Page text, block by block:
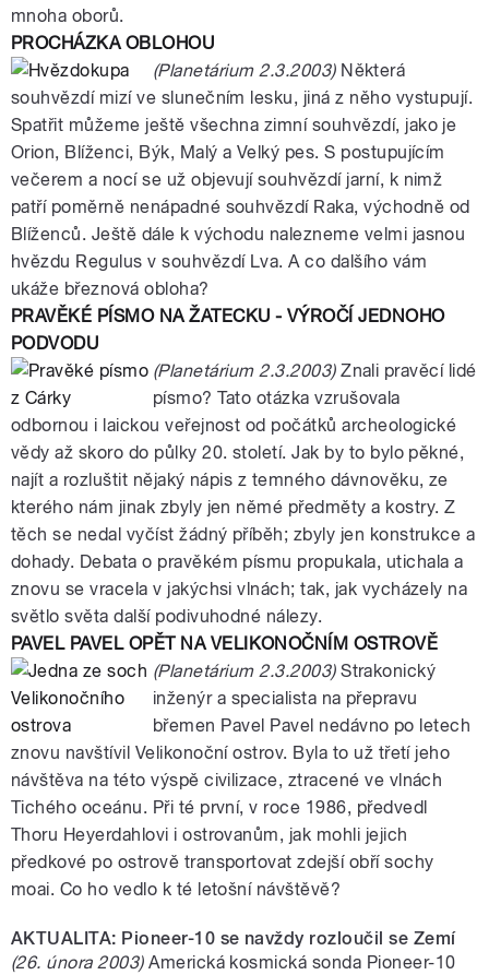
mnoha oborů.
PROCHÁZKA OBLOHOU
(Planetárium 2.3.2003)Některá
souhvězdí mizí ve slunečním lesku, jiná z něho vystupují.
Spatřit můžeme ještě všechna zimní souhvězdí, jako je
Orion, Blíženci, Býk, Malý a Velký pes. S postupujícím
večerem a nocí se už objevují souhvězdí jarní, k nimž
patří poměrně nenápadné souhvězdí Raka, východně od
Blíženců. Ještě dále k východu nalezneme velmi jasnou
hvězdu Regulus v souhvězdí Lva. A co dalšího vám
ukáže březnová obloha?
PRAVĚKÉ PÍSMO NA ŽATECKU - VÝROČÍ JEDNOHO
PODVODU
(Planetárium 2.3.2003)Znali pravěcí lidé
písmo? Tato otázka vzrušovala
odbornou i laickou veřejnost od počátků archeologické
vědy až skoro do půlky 20. století. Jak by to bylo pěkné,
najít a rozluštit nějaký nápis z temného dávnověku, ze
kterého nám jinak zbyly jen němé předměty a kostry. Z
těch se nedal vyčíst žádný příběh; zbyly jen konstrukce a
dohady. Debata o pravěkém písmu propukala, utichala a
znovu se vracela v jakýchsi vlnách; tak, jak vycházely na
světlo světa další podivuhodné nálezy.
PAVEL PAVEL OPĚT NA VELIKONOČNÍM OSTROVĚ
(Planetárium 2.3.2003)Strakonický
inženýr a specialista na přepravu
břemen Pavel Pavel nedávno po letech
znovu navštívil Velikonoční ostrov. Byla to už třetí jeho
návštěva na této výspě civilizace, ztracené ve vlnách
Tichého oceánu. Při té první, v roce 1986, předvedl
Thoru Heyerdahlovi i ostrovanům, jak mohli jejich
předkové po ostrově transportovat zdejší obří sochy
moai. Co ho vedlo k té letošní návštěvě?
AKTUALITA: Pioneer-10 se navždy rozloučil se Zemí
(26. února 2003)Americká kosmická sonda Pioneer-10